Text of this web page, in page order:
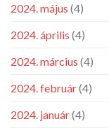
2024. május (4)
2024. április (4)
2024. március (4)
2024. február(4)
2024. január(4)